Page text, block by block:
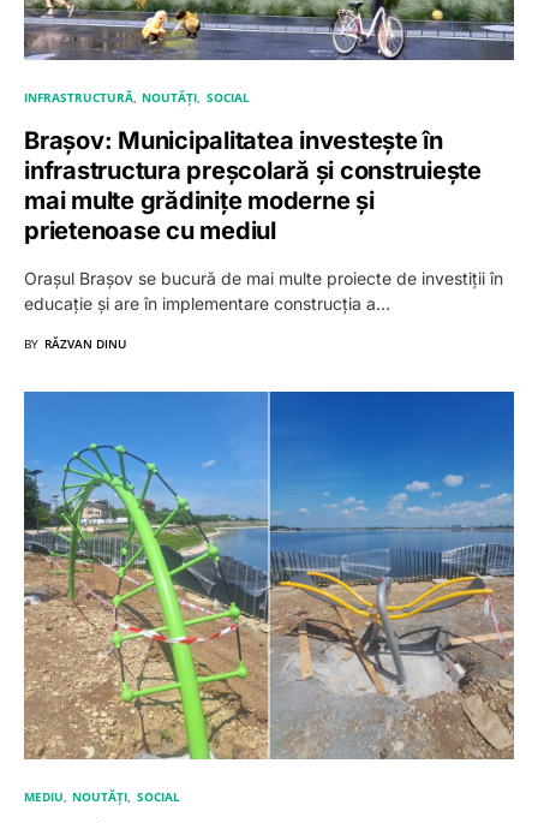
INFRASTRUCTURĂ NOUTĂȚI SOCIAL
Brașov: Municipalitatea investește în
infrastructura preșcolară și construiește
mai multe grădinițe moderne și
prietenoase cu mediul
Orașul Brașov se bucură de mai multe proiecte de investiții în
educație și are în implementare construcția a…
BY RĂZVAN DINU
MEDIU NOUTĂȚI SOCIAL